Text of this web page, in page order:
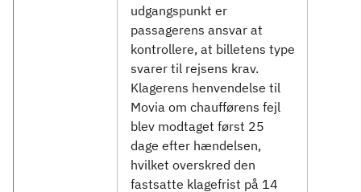
udgangspunkt er
passagerens ansvar at
kontrollere, at billetens type
svarer til rejsens krav.
Klagerens henvendelse til
Movia om chaufførens fejl
blev modtaget først 25
dage efter hændelsen,
hvilket overskred den
fastsatte klagefrist på 14